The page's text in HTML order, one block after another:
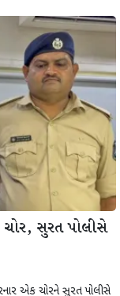
ચોર, સુરત પોલીસે
એક ચોરને સુરત પોલીસે